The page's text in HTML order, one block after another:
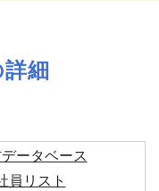
細
ータベース
員リスト